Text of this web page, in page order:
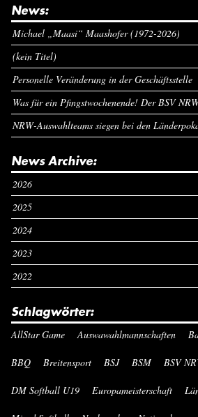
News:
Michael „Maasi“ Maashofer (1972-2026)
(kein Titel)
Personelle Veränderung in der Geschäftsstelle
News Archive:
2026
2025
2024
2023
2022
Schlagwörter:
AllStar Game Auswawahlmannschaften
BBQ Breitensport BSJ BSM BSV
DM Softball U19 Europameisterschaft